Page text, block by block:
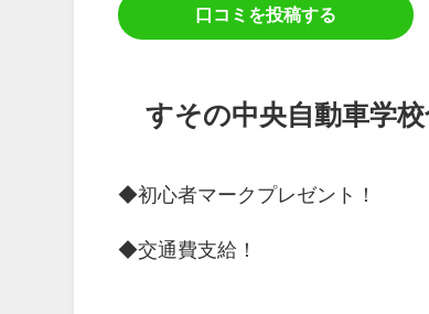
口コミを投稿する
すその中央自動車学
◆初心者マークプレゼント！
◆交通費支給！